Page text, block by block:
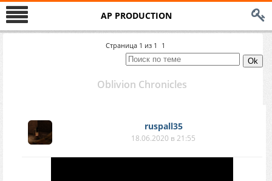
AP PRODUCTION
Страница 1 из 1 1
Oblivion Chronicles
ruspall35
18.06.2020 в 21:55